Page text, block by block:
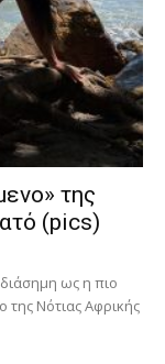
της
(pics)
ως η πιο
Νότιας Αφρικής